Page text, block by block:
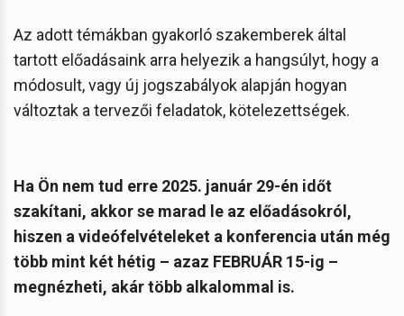
Az adott témákban gyakorló szakemberek által
tartott előadásaink arra helyezik a hangsúlyt, hogy a
módosult, vagy új jogszabályok alapján hogyan
változtak a tervezői feladatok, kötelezettségek.
Ha Ön nem tud erre 2025. január 29-én időt
szakítani, akkor se marad le az előadásokról,
hiszen a videófelvételeket a konferencia után még
több mint két hétig – azaz FEBRUÁR 15-ig –
megnézheti, akár több alkalommal is.